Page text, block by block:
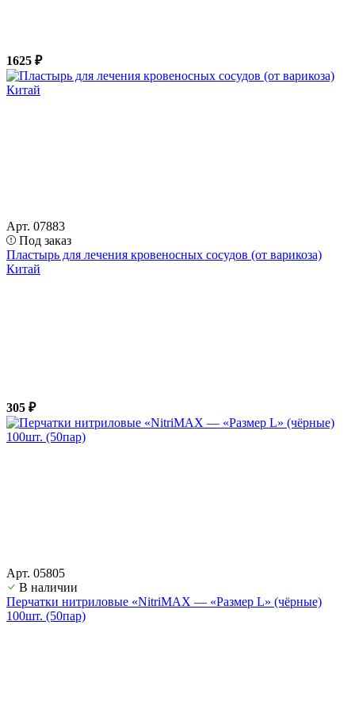
1625 ₽
Арт. 07883
Под заказ
Пластырь для лечения кровеносных сосудов (от варикоза)
Китай
305 ₽
Арт. 05805
В наличии
Перчатки нитриловые «NitriMAX — «Размер L» (чёрные)
100шт. (50пар)